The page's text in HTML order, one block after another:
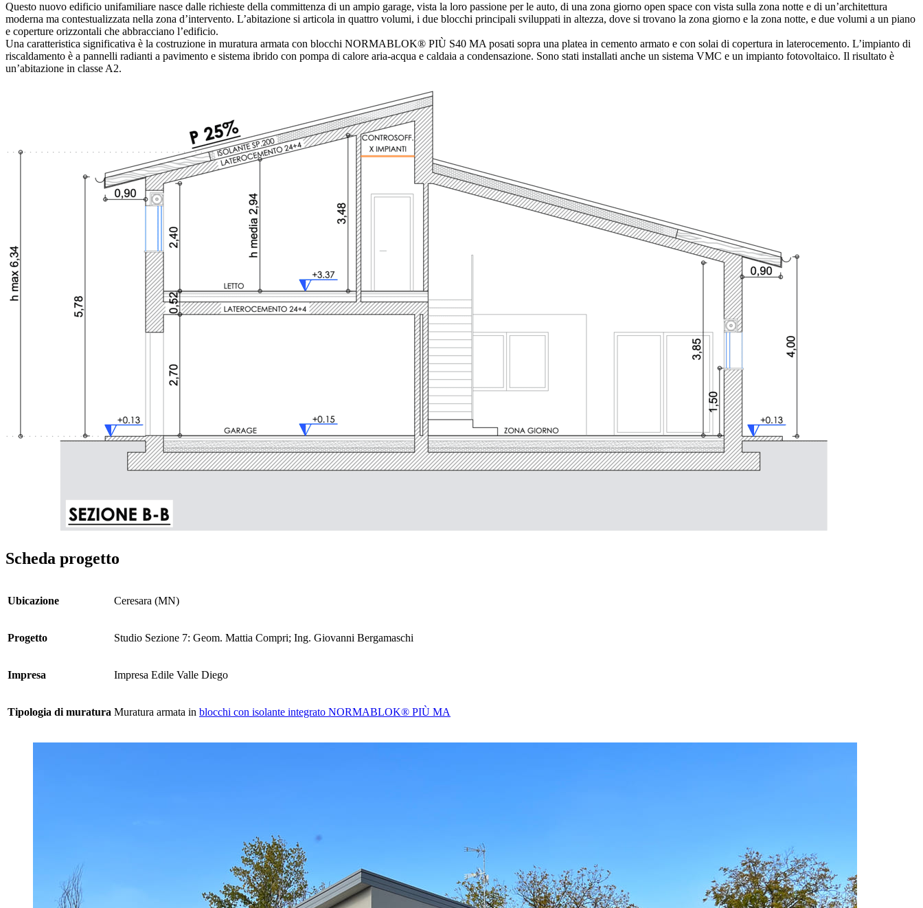
Questo nuovo edificio unifamiliare nasce dalle richieste della committenza di un ampio garage, vista la loro passione per le auto, di una zona giorno open space con vista sulla zona notte e di un’architettura
moderna ma contestualizzata nella zona d’intervento. L’abitazione si articola in quattro volumi, i due blocchi principali sviluppati in altezza, dove si trovano la zona giorno e la zona notte, e due volumi a un piano
e coperture orizzontali che abbracciano l’edificio.
Una caratteristica significativa è la costruzione in muratura armata con blocchi NORMABLOK® PIÙ S40 MA posati sopra una platea in cemento armato e con solai di copertura in laterocemento. L’impianto di
riscaldamento è a pannelli radianti a pavimento e sistema ibrido con pompa di calore aria-acqua e caldaia a condensazione. Sono stati installati anche un sistema VMC e un impianto fotovoltaico. Il risultato è
un’abitazione in classe A2.
Scheda progetto
Ubicazione Ceresara (MN)
Progetto Studio Sezione 7: Geom. Mattia Compri; Ing. Giovanni Bergamaschi
Impresa Impresa Edile Valle Diego
Tipologia di muratura Muratura armata in blocchi con isolante integrato NORMABLOK® PIÙ MA